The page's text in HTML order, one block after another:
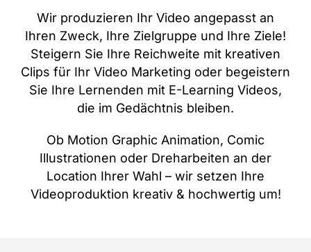
Wir produzieren Ihr Video angepasst an
Ihren Zweck, Ihre Zielgruppe und Ihre Ziele!
Steigern Sie Ihre Reichweite mit kreativen
Clips für Ihr Video Marketing oder begeistern
Sie Ihre Lernenden mit E-Learning Videos,
die im Gedächtnis bleiben.
Ob Motion Graphic Animation, Comic
Illustrationen oder Dreharbeiten an der
Location Ihrer Wahl – wir setzen Ihre
Videoproduktion kreativ & hochwertig um!